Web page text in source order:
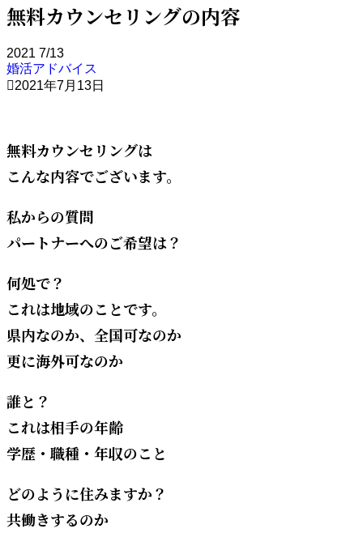
無料カウンセリングの内容
2021 7/13
婚活アドバイス
2021年7月13日
無料カウンセリングは
こんな内容でございます。
私からの質問
パートナーへのご希望は？
何処で？
これは地域のことです。
県内なのか、全国可なのか
更に海外可なのか
誰と？
これは相手の年齢
学歴・職種・年収のこと
どのように住みますか？
共働きするのか